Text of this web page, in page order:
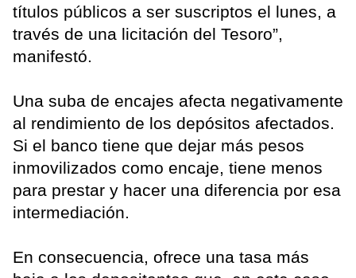
títulos públicos a ser suscriptos el lunes, a
través de una licitación del Tesoro”,
manifestó.
Una suba de encajes afecta negativamente
al rendimiento de los depósitos afectados.
Si el banco tiene que dejar más pesos
inmovilizados como encaje, tiene menos
para prestar y hacer una diferencia por esa
intermediación.
En consecuencia, ofrece una tasa más